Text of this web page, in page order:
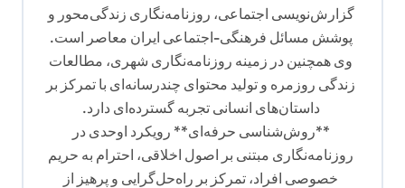
گزارش‌نویسی اجتماعی، روزنامه‌نگاری زندگی‌محور و
پوشش مسائل فرهنگی-اجتماعی ایران معاصر است.
وی همچنین در زمینه روزنامه‌نگاری شهری، مطالعات
زندگی روزمره و تولید محتوای چندرسانه‌ای با تمرکز بر
داستان‌های انسانی تجربه گسترده‌ای دارد.
**روش‌شناسی حرفه‌ای** رویکرد اوحدی در
روزنامه‌نگاری مبتنی بر اصول اخلاقی، احترام به حریم
خصوصی افراد، تمرکز بر راه‌حل‌گرایی و پرهیز از